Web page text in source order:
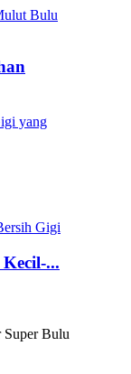
...